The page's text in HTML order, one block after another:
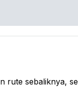
rute sebaliknya,